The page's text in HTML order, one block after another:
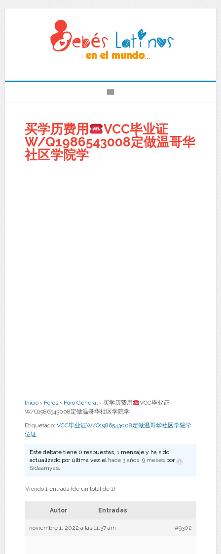
买学历费用
VCC毕业证
W/Q1986543008定做温哥华
社区学院学
Inicio › Foros › Foro General › 买学历费用
VCC毕业证
W/Q1986543008定做温哥华社区学院学
Etiquetado: VCC毕业证W/Q1986543008定做温哥华社区学院学
位证
Este debate tiene 0 respuestas, 1 mensaje y ha sido
actualizado por última vez el hace 3 años, 9 meses por
Sidaamyas.
Viendo 1 entrada (de un total de 1)
Autor Entradas
noviembre 1, 2022 a las 11:37 am #9302